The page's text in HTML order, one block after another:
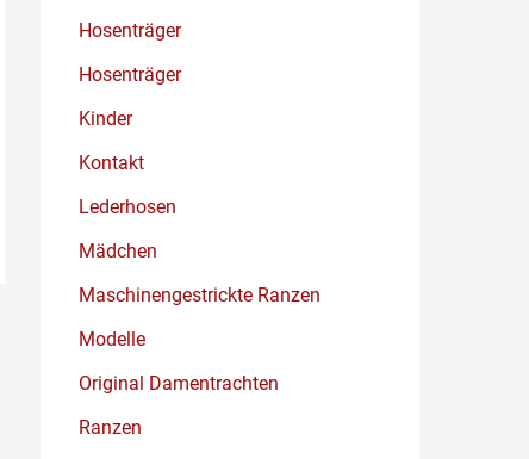
Hosenträger
Hosenträger
Kinder
Kontakt
Lederhosen
Mädchen
Maschinengestrickte Ranzen
Modelle
Original Damentrachten
Ranzen